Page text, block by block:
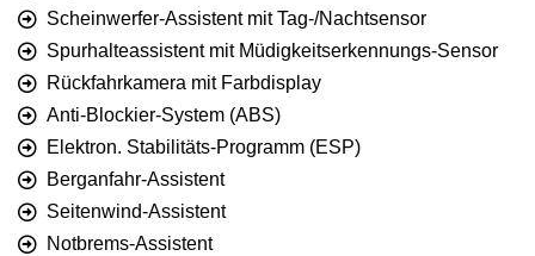
Scheinwerfer-Assistent mit Tag-/Nachtsensor
Spurhalteassistent mit Müdigkeitserkennungs-Sensor
Rückfahrkamera mit Farbdisplay
Anti-Blockier-System (ABS)
Elektron. Stabilitäts-Programm (ESP)
Berganfahr-Assistent
Seitenwind-Assistent
Notbrems-Assistent